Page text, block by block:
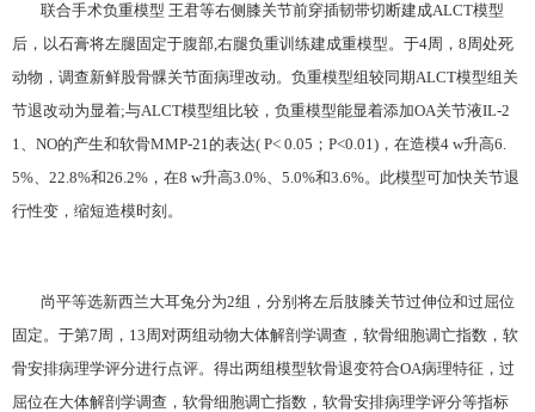
联合手术负重模型 王君等右侧膝关节前穿插韧带切断建成ALCT模型
后，以石膏将左腿固定于腹部,右腿负重训练建成重模型。于4周，8周处死
动物，调查新鲜股骨髁关节面病理改动。负重模型组较同期ALCT模型组关
节退改动为显着;与ALCT模型组比较，负重模型能显着添加OA关节液IL-2
1、NO的产生和软骨MMP-21的表达( P< 0.05；P<0.01)，在造模4 w升高6.
5%、22.8%和26.2%，在8 w升高3.0%、5.0%和3.6%。此模型可加快关节退
行性变，缩短造模时刻。
尚平等选新西兰大耳兔分为2组，分别将左后肢膝关节过伸位和过屈位
固定。于第7周，13周对两组动物大体解剖学调查，软骨细胞调亡指数，软
骨安排病理学评分进行点评。得出两组模型软骨退变符合OA病理特征，过
屈位在大体解剖学调查，软骨细胞调亡指数，软骨安排病理学评分等指标